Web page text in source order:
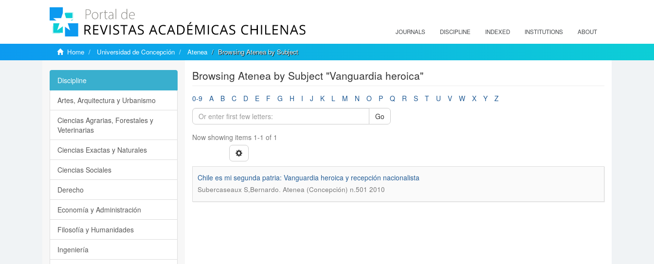
JOURNALS DISCIPLINE INDEXED INSTITUTIONS ABOUT
Home Universidad de Concepción Atenea Browsing Atenea by Subject
Browsing Atenea by Subject "Vanguardia heroica"
0-9 A B C D E F G H I J K L M N O P Q R S T U V W X Y
Z
Go
Now showing items 1-1 of 1
Chile es mi segunda patria: Vanguardia heroica y recepción nacionalista
Subercaseaux S,Bernardo. Atenea (Concepción) n.501 2010
Discipline
Artes, Arquitectura y Urbanismo
Ciencias Agrarias, Forestales y
Veterinarias
Ciencias Exactas y Naturales
Ciencias Sociales
Derecho
Economía y Administración
Filosofía y Humanidades
Ingeniería